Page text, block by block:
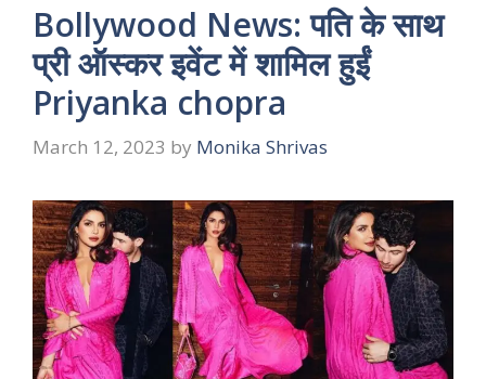
Bollywood News: पति के साथ
प्री ऑस्कर इवेंट में शामिल हुईं
Priyanka chopra
March 12, 2023 by Monika Shrivas